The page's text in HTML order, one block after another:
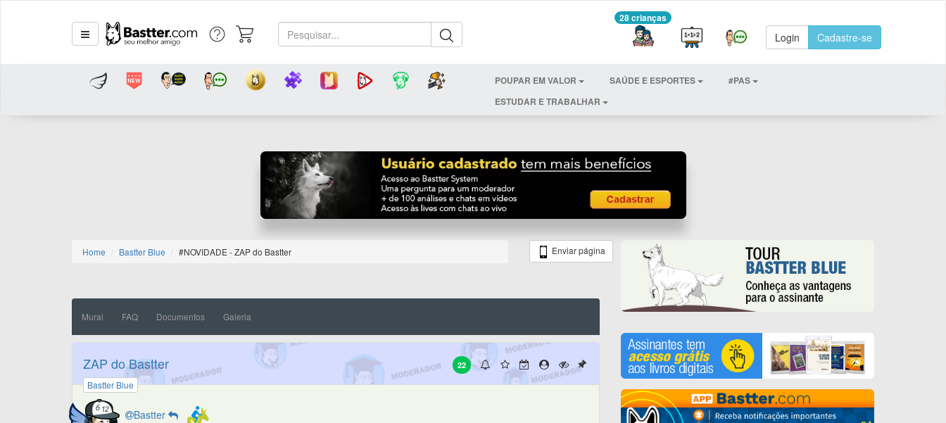
28 crianças
Login Cadastre-se
POUPAR EM VALOR SAÚDE E ESPORTES
#PAS
ESTUDAR E TRABALHAR
Home Bastter Blue #NOVIDADE - ZAP do Bastter Enviar página
Mural FAQ Documentos Galeria
22
ZAP do Bastter
Bastter Blue
Bastter